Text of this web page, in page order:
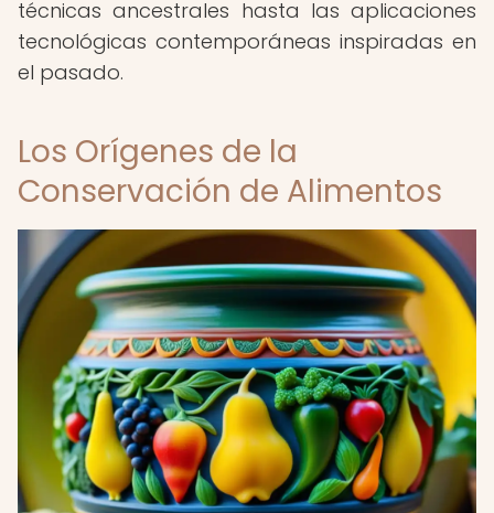
técnicas ancestrales hasta las aplicaciones
tecnológicas contemporáneas inspiradas en
el pasado.
Los Orígenes de la
Conservación de Alimentos